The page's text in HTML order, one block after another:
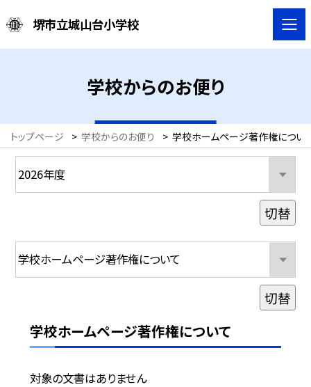
堺市立城山台小学校
学校からのお便り
トップページ > 学校からのお便り > 学校ホームページ著作権につい
学校ホームページ著作権について
対象の文書はありません
切替
切替